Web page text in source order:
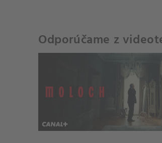
Odporúčame z